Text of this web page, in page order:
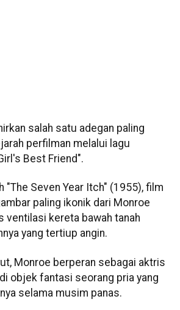
salah satu adegan paling
perfilman melalui lagu
Best Friend".
"The Seven Year Itch" (1955), film
paling ikonik dari Monroe
ventilasi kereta bawah tanah
yang tertiup angin.
Monroe berperan sebagai aktris
objek fantasi seorang pria yang
selama musim panas.